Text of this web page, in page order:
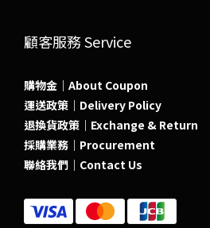
顧客服務 Service
購物金｜About Coupon
運送政策｜Delivery Policy
退換貨政策｜Exchange & Return
採購業務｜Procurement
聯絡我們｜Contact Us